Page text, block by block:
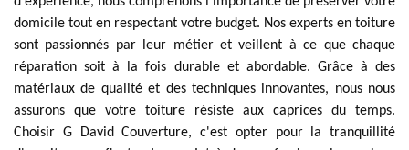
domicile tout en respectant votre budget. Nos experts en toiture
sont passionnés par leur métier et veillent à ce que chaque
réparation soit à la fois durable et abordable. Grâce à des
matériaux de qualité et des techniques innovantes, nous nous
assurons que votre toiture résiste aux caprices du temps.
Choisir G David Couverture, c'est opter pour la tranquillité